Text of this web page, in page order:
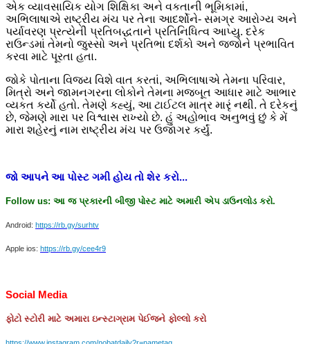
એક વ્યાવસાયિક યોગ શિક્ષિકા અને વકતાની ભૂમિકામાં,
અભિલાષાએ રાષ્ટ્રીય મંચ પર તેના આદર્શોને- સમગ્ર આરોગ્ય અને
પર્યાવરણ પ્રત્યેની પ્રતિબદ્ધતાને પ્રતિનિધિત્વ આપ્યુ. દરેક
રાઉન્ડમાં તેમનો જુસ્સો અને પ્રતિભા દર્શકો અને જજોને પ્રભાવિત
કરવા માટે પૂરતા હતા.
જોકે પોતાના વિજય વિશે વાત કરતાં, અભિલાષાએ તેમના પરિવાર,
મિત્રો અને જામનગરના લોકોને તેમના મજબૂત આધાર માટે આભાર
વ્યકત કર્યો હતો. તેમણે કહ્યું, આ ટાઈટલ માત્ર મારૃં નથી. તે દરેકનું
છે, જેમણે મારા પર વિશ્વાસ રાખ્યો છે. હું અહોભાવ અનુભવું છું કે મેં
મારા શહેરનું નામ રાષ્ટ્રીય મંચ પર ઉજાગર કર્યું.
જો આપને આ પોસ્ટ ગમી હોય તો શેર કરો...
Follow us: આ જ પ્રકારની બીજી પોસ્ટ માટે અમારી એપ ડાઉનલોડ કરો.
Android: https://rb.gy/surhtv
Apple ios: https://rb.gy/cee4r9
Social Media
ફોટો સ્ટોરી માટે અમારા ઇન્સ્ટાગ્રામ પેઈજને ફોલ્લો કરો